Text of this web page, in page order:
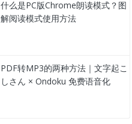
什么是PC版Chrome朗读模式？图
解阅读模式使用方法
PDF转MP3的两种方法｜文字起こ
しさん × Ondoku 免费语音化